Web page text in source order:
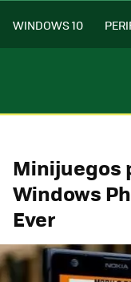
WINDOWS 10
Minijuegos
Windows
Ever